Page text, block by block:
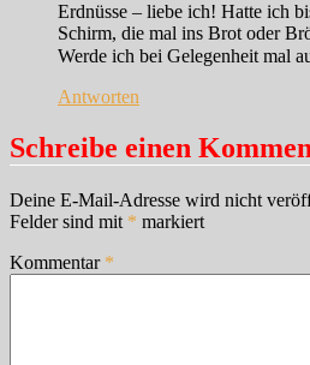
Erdnüsse – liebe ich! Hatte ich
Schirm, die mal ins Brot oder
Werde ich bei Gelegenheit mal
Antworten
Schreibe einen
Deine E-Mail-Adresse wird nicht
Felder sind mit * markiert
Kommentar *